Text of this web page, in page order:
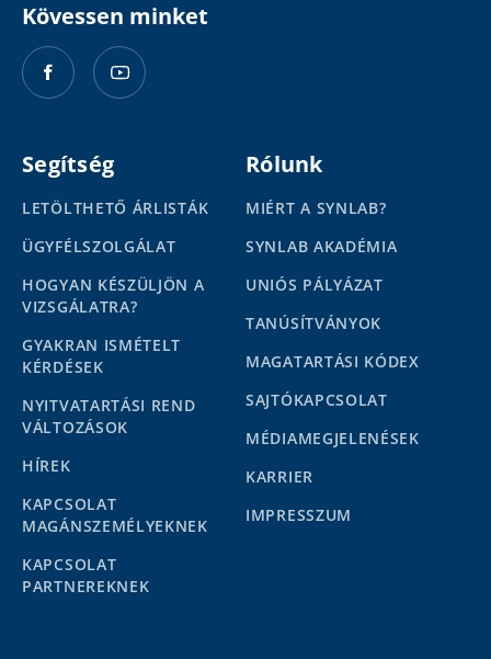
Kövessen minket
Segítség
LETÖLTHETŐ ÁRLISTÁK
ÜGYFÉLSZOLGÁLAT
HOGYAN KÉSZÜLJÖN A
VIZSGÁLATRA?
GYAKRAN ISMÉTELT
KÉRDÉSEK
NYITVATARTÁSI REND
VÁLTOZÁSOK
HÍREK
KAPCSOLAT
MAGÁNSZEMÉLYEKNEK
KAPCSOLAT
PARTNEREKNEK
Rólunk
MIÉRT A SYNLAB?
SYNLAB AKADÉMIA
UNIÓS PÁLYÁZAT
TANÚSÍTVÁNYOK
MAGATARTÁSI KÓDEX
SAJTÓKAPCSOLAT
MÉDIAMEGJELENÉSEK
KARRIER
IMPRESSZUM